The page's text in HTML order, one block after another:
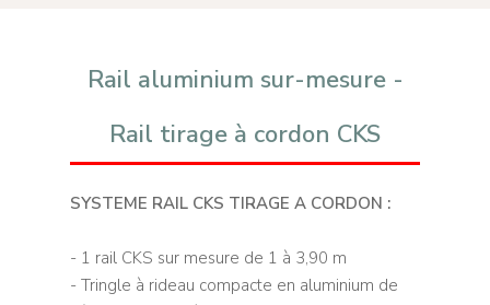
Rail aluminium sur-mesure -
Rail tirage à cordon CKS
SYSTEME RAIL CKS TIRAGE A CORDON :
- 1 rail CKS sur mesure de 1 à 3,90 m
- Tringle à rideau compacte en aluminium de